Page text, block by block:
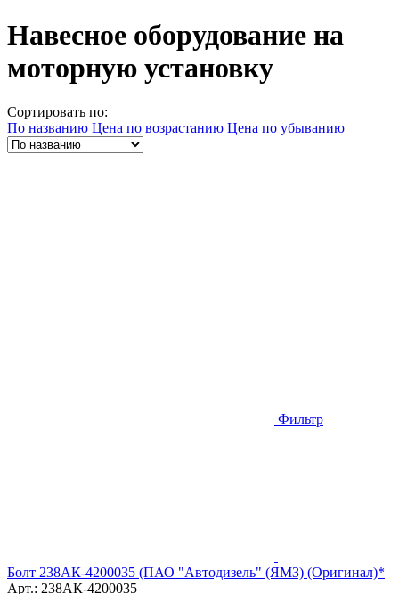
Навесное оборудование на
моторную установку
Сортировать по:
По названию Цена по возрастанию Цена по убыванию
Фильтр
Болт 238АК-4200035 (ПАО "Автодизель" (ЯМЗ) (Оригинал)*
Арт.: 238АК-4200035